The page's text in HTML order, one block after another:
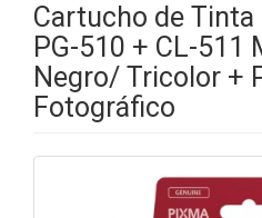
Cartucho de Tinta
PG-510 + CL-511
Negro/ Tricolor +
Fotográfico